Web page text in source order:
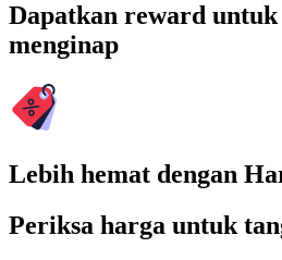
Dapatkan reward untuk
menginap
Lebih hemat dengan
Periksa harga untuk